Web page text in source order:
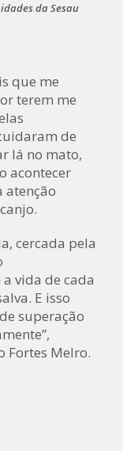
da Sesau
que me
terem me
de
lá no mato,
acontecer
atenção
cercada pela
vida de cada
E isso
superação
Fortes Melro.